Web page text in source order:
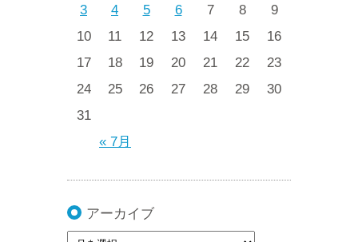
« 7月
3
4 5 6 7 8
9
10
11 12 13 14 15
16
17
18 19 20 21 22
23
24
25 26 27 28 29
30
31
アーカイブ